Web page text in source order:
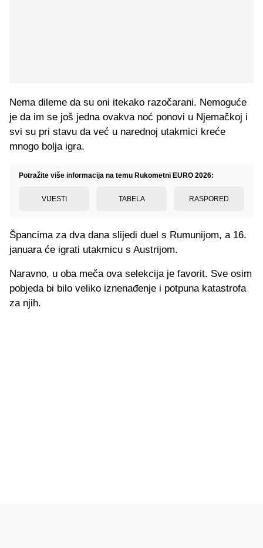
Nema dileme da su oni itekako razočarani. Nemoguće
je da im se još jedna ovakva noć ponovi u Njemačkoj i
svi su pri stavu da već u narednoj utakmici kreće
mnogo bolja igra.
Potražite više informacija na temu Rukometni EURO 2026:
VIJESTI TABELA RASPORED
Špancima za dva dana slijedi duel s Rumunijom, a 16.
januara će igrati utakmicu s Austrijom.
Naravno, u oba meča ova selekcija je favorit. Sve osim
pobjeda bi bilo veliko iznenađenje i potpuna katastrofa
za njih.